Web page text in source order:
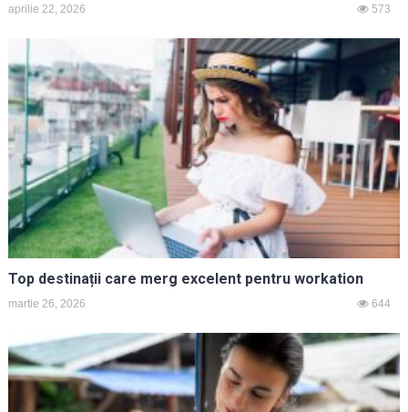
aprilie 22, 2026 573
Top destinații care merg excelent pentru workation
martie 26, 2026 644